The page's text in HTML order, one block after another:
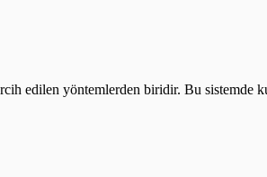
edilen yöntemlerden biridir. Bu sistemde